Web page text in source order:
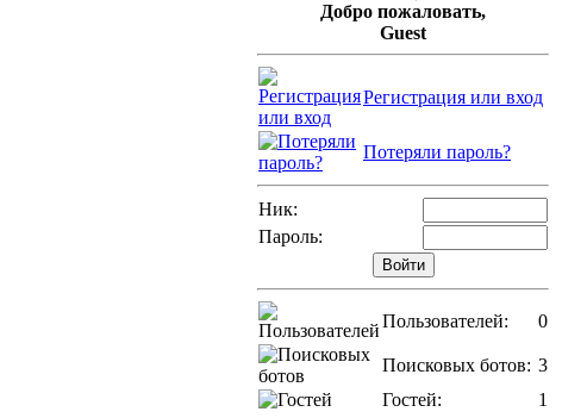
Добро пожаловать,
Guest
Регистрация или вход
Потеряли пароль?
Ник:
Пароль:
Пользователей: 0
Поисковых ботов: 3
Гостей:
1